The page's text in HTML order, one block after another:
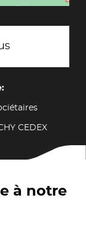
CEDEX
à notre